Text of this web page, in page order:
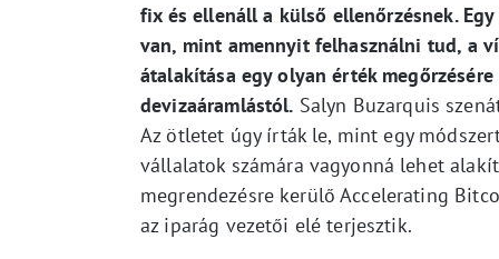
fix és ellenáll a külső ellenőrzésnek.
van, mint amennyit felhasználni tud, a
átalakítása egy olyan érték
devizaáramlástól. Salyn Buzarquis
Az ötletet úgy írták le, mint egy
vállalatok számára vagyonná lehet
megrendezésre kerülő Accelerating
az iparág vezetői elé terjesztik.